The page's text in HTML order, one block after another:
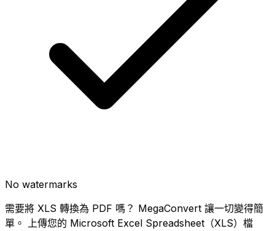
No watermarks
需要將 XLS 轉換為 PDF 嗎？ MegaConvert 讓一切變得簡
單。 上傳您的 Microsoft Excel Spreadsheet（XLS）檔